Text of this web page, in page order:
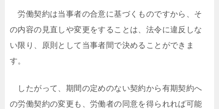
労働契約は当事者の合意に基づくものですから、そ
の内容の見直しや変更をすることは、法令に違反しな
い限り、原則として当事者間で決めることができま
す。
したがって、期間の定めのない契約から有期契約へ
の労働契約の変更も、労働者の同意を得られれば可能